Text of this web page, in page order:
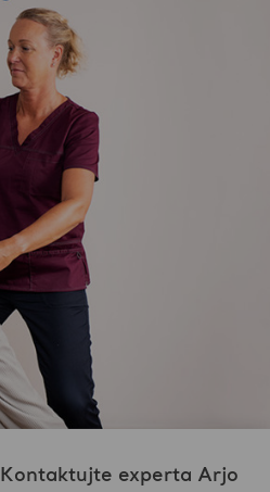
Kontaktujte experta Arjo